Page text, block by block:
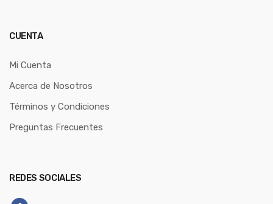
CUENTA
Mi Cuenta
Acerca de Nosotros
Términos y Condiciones
Preguntas Frecuentes
REDES SOCIALES